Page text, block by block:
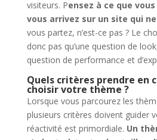
visiteurs. Pensez à ce que
vous arrivez sur un site qui
vous partez, n’est-ce pas ? Le
donc pas qu’une question de
question de performance et
Quels critères prendre en
choisir votre thème ?
Lorsque vous parcourez les
plusieurs critères doivent guider
réactivité est primordiale. Un